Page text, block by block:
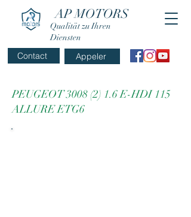
AP MOTORS
Qualität zu Ihren
Diensten
Appeler
Contact
PEUGEOT3008 (2) 1.6E-HDI 115
ALLURE ETG6